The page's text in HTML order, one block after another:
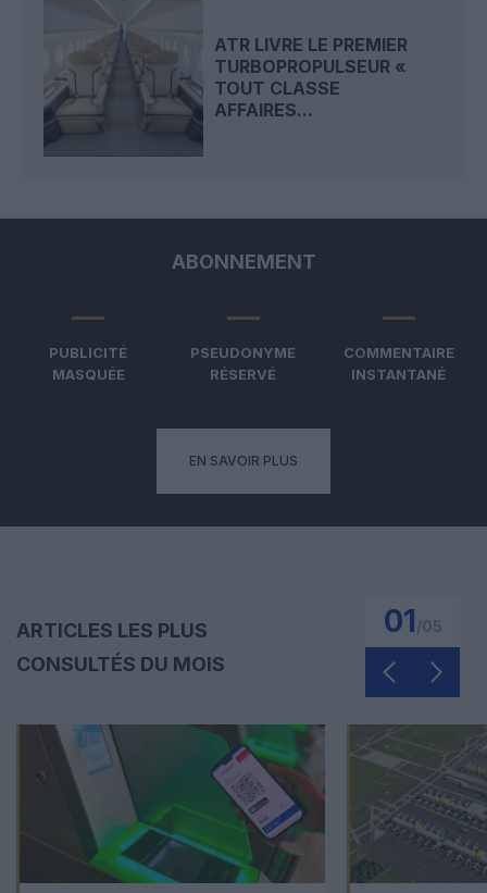
ATR LIVRE LE PREMIER
TURBOPROPULSEUR «
TOUT CLASSE
AFFAIRES...
ABONNEMENT
PUBLICITÉ
MASQUÉE
PSEUDONYME
RÉSERVÉ
COMMENTAIRE
INSTANTANÉ
EN SAVOIR PLUS
ARTICLES LES PLUS
CONSULTÉS DU MOIS
01